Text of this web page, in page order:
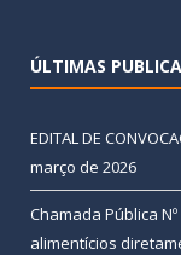
ÚLTIMAS
EDITAL DE
março de 2026
Chamada Pública
alimentícios